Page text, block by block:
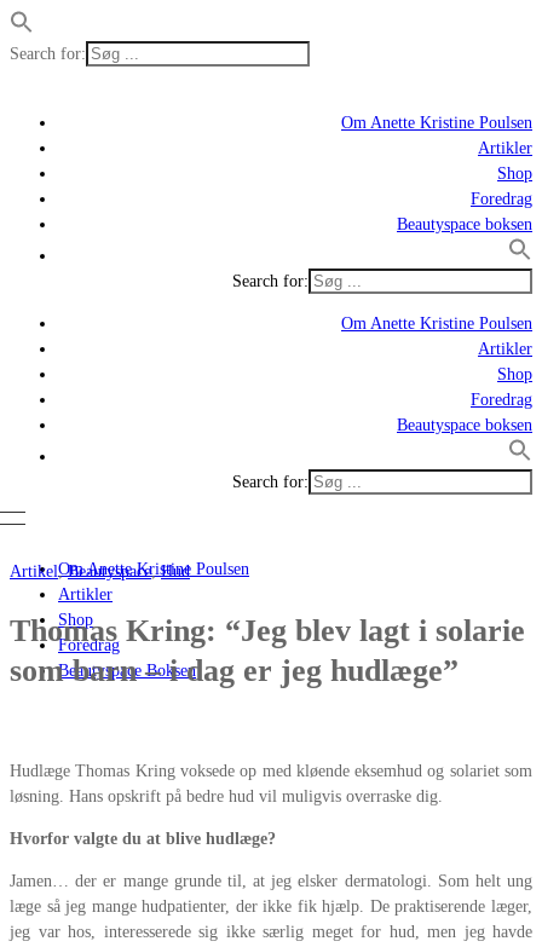
Search for:
Om Anette Kristine Poulsen
Artikler
Shop
Foredrag
Beautyspace boksen
Search for:
Om Anette Kristine Poulsen
Artikler
Shop
Foredrag
Beautyspace boksen
Search for:
Om Anette Kristine Poulsen
Artikler
Shop
Foredrag
Beautyspace Boksen
Artikel,Beautyspace,Hud
Thomas Kring: “Jeg blev lagt i solarie
som barn – i dag er jeg hudlæge”
Hudlæge Thomas Kring voksede op med kløende eksemhud og solariet som
løsning. Hans opskrift på bedre hud vil muligvis overraske dig.
Hvorfor valgte du at blive hudlæge?
Jamen… der er mange grunde til, at jeg elsker dermatologi. Som helt ung
læge så jeg mange hudpatienter, der ikke fik hjælp. De praktiserende læger,
jeg var hos, interesserede sig ikke særlig meget for hud, men jeg havde